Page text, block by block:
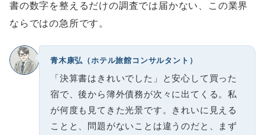
書の数字を整えるだけの調査では届かない、この業界
ならではの急所です。
青木康弘（ホテル旅館コンサルタント）
「決算書はきれいでした」と安心して買った
宿で、後から簿外債務が次々に出てくる。私
が何度も見てきた光景です。きれいに見える
ことと、問題がないことは違うのだと、まず